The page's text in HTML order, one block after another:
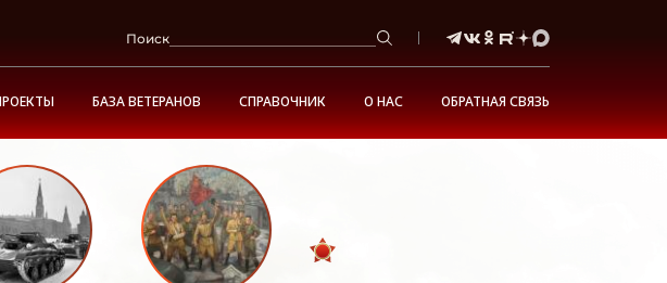
Поиск
БАЗА ВЕТЕРАНОВ СПРАВОЧНИК О НАС ОБРАТНАЯ СВЯЗЬ